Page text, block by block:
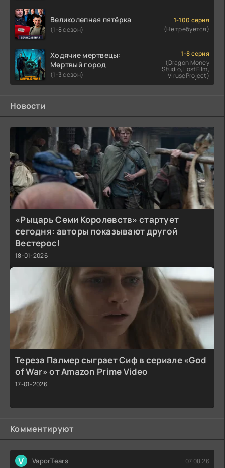
Великолепная пятёрка
(1-8 сезон)
1-100 серия
(Не требуется)
Ходячие мертвецы:
Мертвый город
(1-3 сезон)
1-8 серия
(Dragon Money
Studio, LostFilm,
ViruseProject)
Новости
«Рыцарь Семи Королевств» стартует
сегодня: авторы показывают другой
Вестерос!
18-01-2026
Тереза Палмер сыграет Сиф в сериале «God
of War» от Amazon Prime Video
17-01-2026
Комментируют
V VaporTears 07.08.26